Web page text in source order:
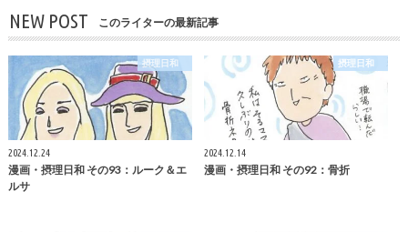
NEW POST このライターの最新記事
摂理日和
2024.12.24
漫画・摂理日和 その93：ルーク＆エ
ルサ
摂理日和
2024.12.14
漫画・摂理日和 その92：骨折